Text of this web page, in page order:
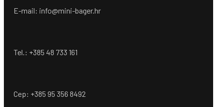
E-mail: info@mini-bager.hr
Tel.: +385 48 733 161
Cep: +385 95 356 8492